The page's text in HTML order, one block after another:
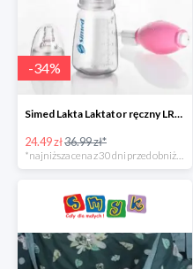
-34%
Simed Lakta Laktator ręczny LR-8 -34%
24.49 zł36.99 zł*
*najniższa cena z 30 dni przed obniżką